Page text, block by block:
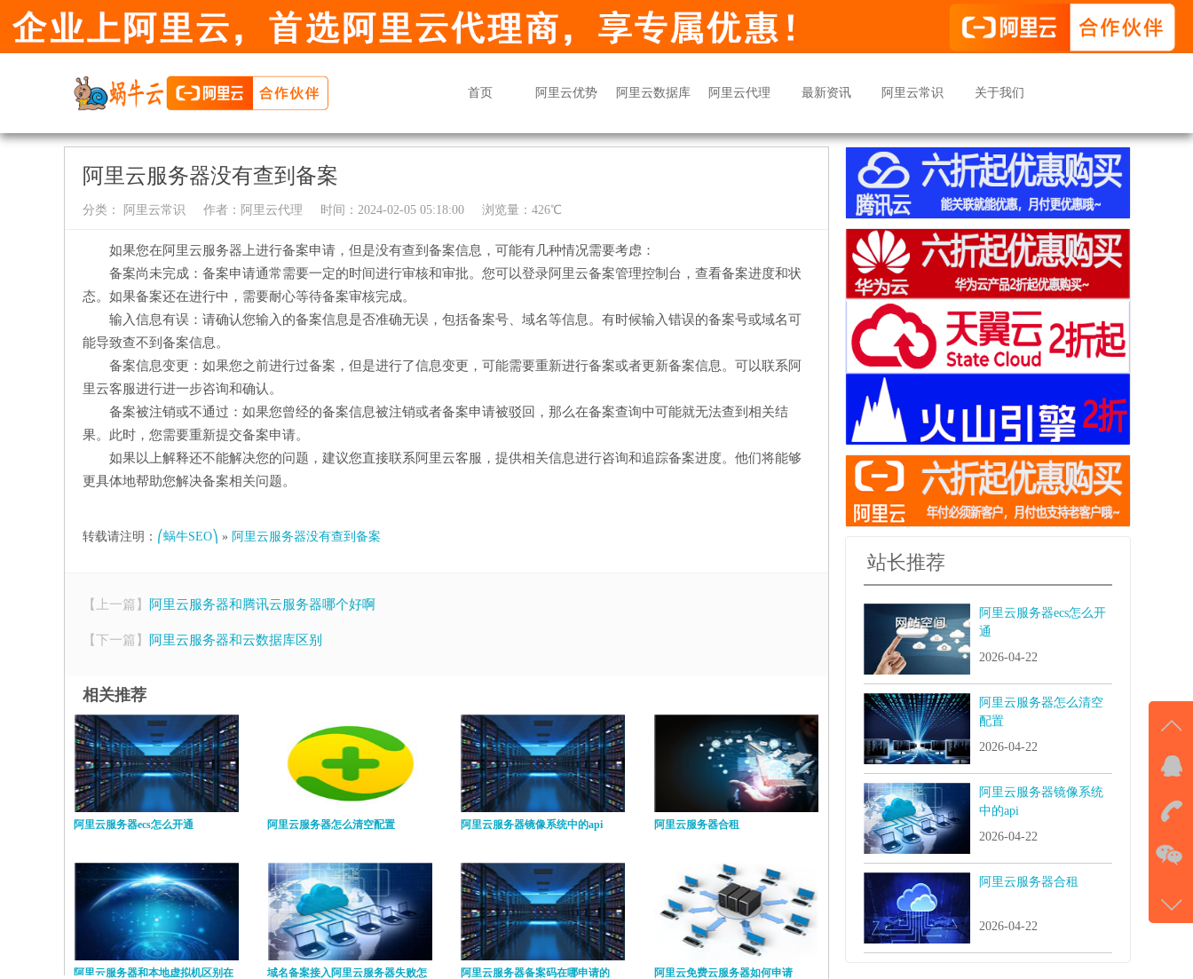
首页 阿里云优势 阿里云数据库 阿里云代理 最新资讯 阿里云常识 关于我们
阿里云服务器没有查到备案
分类： 阿里云常识 作者： 阿里云代理 时间：2024-02-05 05:18:00 浏览量：426℃
如果您在阿里云服务器上进行备案申请，但是没有查到备案信息，可能有几种情况需要考虑：
备案尚未完成：备案申请通常需要一定的时间进行审核和审批。您可以登录阿里云备案管理控制台，查看备案进度和状
态。如果备案还在进行中，需要耐心等待备案审核完成。
输入信息有误：请确认您输入的备案信息是否准确无误，包括备案号、域名等信息。有时候输入错误的备案号或域名可
能导致查不到备案信息。
备案信息变更：如果您之前进行过备案，但是进行了信息变更，可能需要重新进行备案或者更新备案信息。可以联系阿
里云客服进行进一步咨询和确认。
备案被注销或不通过：如果您曾经的备案信息被注销或者备案申请被驳回，那么在备案查询中可能就无法查到相关结
果。此时，您需要重新提交备案申请。
如果以上解释还不能解决您的问题，建议您直接联系阿里云客服，提供相关信息进行咨询和追踪备案进度。他们将能够
更具体地帮助您解决备案相关问题。
转载请注明： ⎛蜗牛SEO⎞ » 阿里云服务器没有查到备案
【上一篇】 阿里云服务器和腾讯云服务器哪个好啊
【下一篇】 阿里云服务器和云数据库区别
相关推荐
阿里云服务器ecs怎么开通 阿里云服务器怎么清空配置 阿里云服务器镜像系统中的api 阿里云服务器合租
阿里云服务器和本地虚拟机区别在
域名备案接入阿里云服务器失败怎
阿里云服务器备案码在哪申请的 阿里云免费云服务器如何申请
站长推荐
阿里云服务器ecs怎么开
通
2026-04-22
阿里云服务器怎么清空
配置
2026-04-22
阿里云服务器镜像系统
中的api
2026-04-22
阿里云服务器合租
2026-04-22
QQ
击
177-